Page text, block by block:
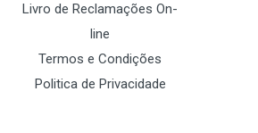
Livro de Reclamações On-
line
Termos e Condições
Politica de Privacidade